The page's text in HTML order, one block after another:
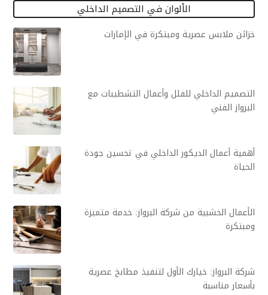
الألوان في التصميم الداخلي
خزائن ملابس عصرية ومبتكرة في الإمارات
التصميم الداخلي للفلل وأعمال التشطيبات مع
البرواز الفني
أهمية أعمال الديكور الداخلي في تحسين جودة
الحياة
الأعمال الخشبية من شركة البرواز: خدمة متميزة
ومبتكرة
شركة البرواز: خيارك الأول لتنفيذ مطابخ عصرية
بأسعار مناسبة